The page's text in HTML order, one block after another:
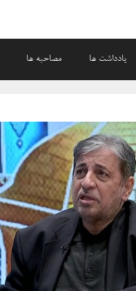
یادداشت ها مصاحبه ها